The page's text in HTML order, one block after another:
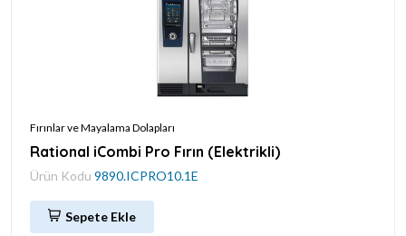
Fırınlar ve Mayalama Dolapları
Rational iCombi Pro Fırın (Elektrikli)
Ürün Kodu 9890.ICPRO10.1E
Sepete Ekle